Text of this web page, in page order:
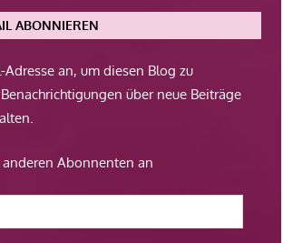
ABONNIEREN
an, um diesen Blog zu
über neue Beiträge
Abonnenten an